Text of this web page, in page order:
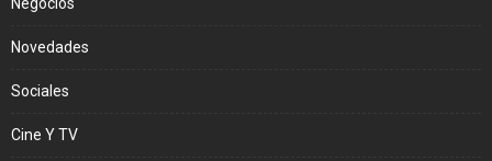
Novedades
Sociales
Cine Y TV